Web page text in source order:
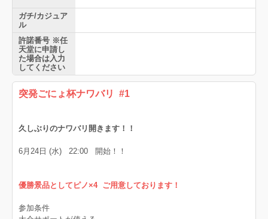
ガチ/カジュア
ル
許諾番号 ※任
天堂に申請し
た場合は入力
してください
突発ごにょ杯ナワバリ #1
久しぶりのナワバリ開きます！！
6月24日 (水) 22:00 開始！！
優勝景品としてピノ×4 ご用意しております！
参加条件